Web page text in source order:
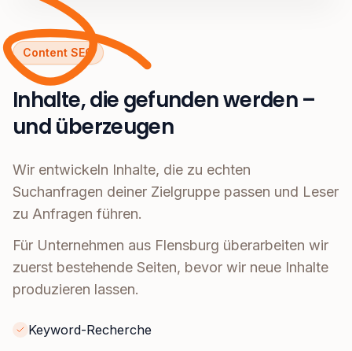
Content SEO
Inhalte, die gefunden werden –
und überzeugen
Wir entwickeln Inhalte, die zu echten
Suchanfragen deiner Zielgruppe passen und Leser
zu Anfragen führen.
Für Unternehmen aus Flensburg überarbeiten wir
zuerst bestehende Seiten, bevor wir neue Inhalte
produzieren lassen.
Keyword-Recherche